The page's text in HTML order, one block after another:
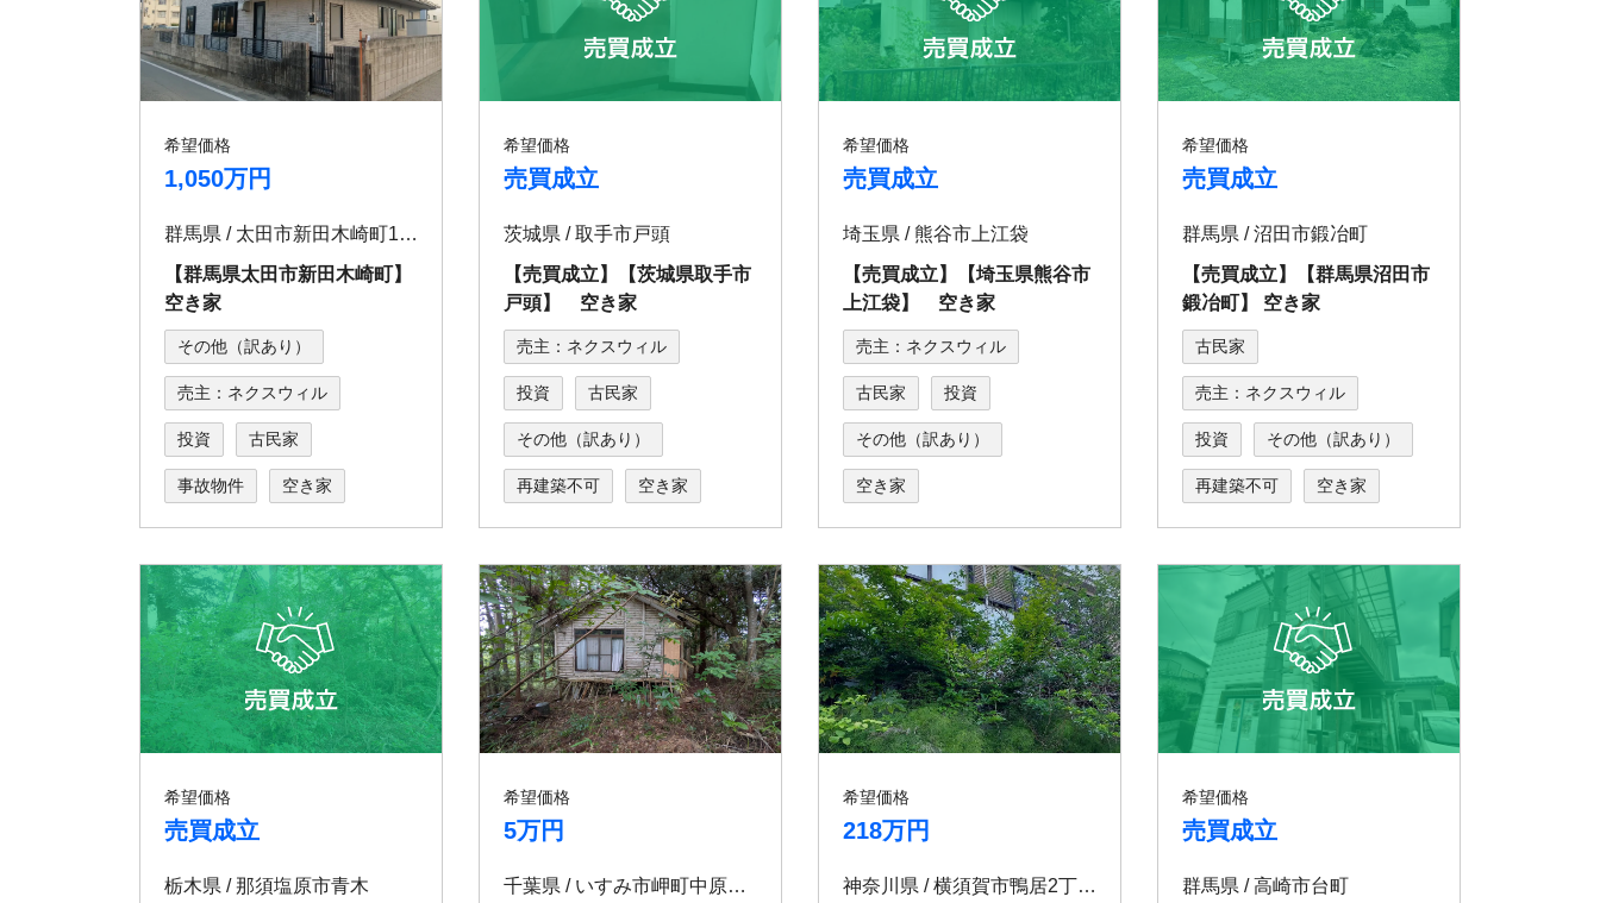
希望価格
1,050万円
群馬県 / 太⽥市新⽥⽊崎町1219-2
【群⾺県太⽥市新⽥⽊崎町】
空き家
その他（訳あり）
売主：ネクスウィル
投資 古民家
事故物件 空き家
希望価格
売買成立
茨城県 / 取手市戸頭
【売買成立】【茨城県取手市
戸頭】 空き家
売主：ネクスウィル
投資 古民家
その他（訳あり）
再建築不可 空き家
希望価格
売買成立
埼玉県 / 熊谷市上江袋
【売買成立】【埼玉県熊谷市
上江袋】 空き家
売主：ネクスウィル
古民家 投資
その他（訳あり）
空き家
希望価格
売買成立
群馬県 / 沼⽥市鍛冶町
【売買成立】【群⾺県沼⽥市
鍛冶町】 空き家
古民家
売主：ネクスウィル
投資 その他（訳あり）
再建築不可 空き家
希望価格
売買成立
栃木県 / 那須塩原市青木
希望価格
5万円
千葉県 / いすみ市岬町中原字富⼠腰
希望価格
218万円
神奈川県 / 横須賀市鴨居2丁目64-6
希望価格
売買成立
群馬県 / 高崎市台町